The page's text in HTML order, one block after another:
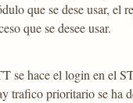
que se dese usar, el
que se desee usar.
se hace el login en el
trafico prioritario se ha